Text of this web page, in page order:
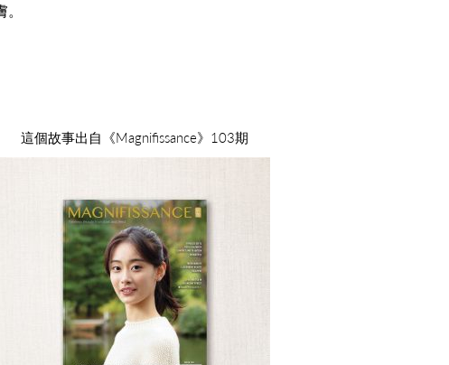
這個故事出自《Magnifissance》103期